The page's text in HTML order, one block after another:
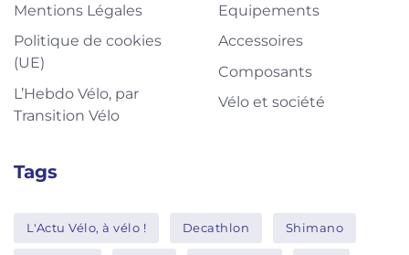
Mentions Légales
Politique de cookies
(UE)
L’Hebdo Vélo, par
Transition Vélo
Equipements
Accessoires
Composants
Vélo et société
Tags
L'Actu Vélo, à vélo ! Decathlon Shimano